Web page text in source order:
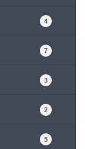
4
7
3
2
5